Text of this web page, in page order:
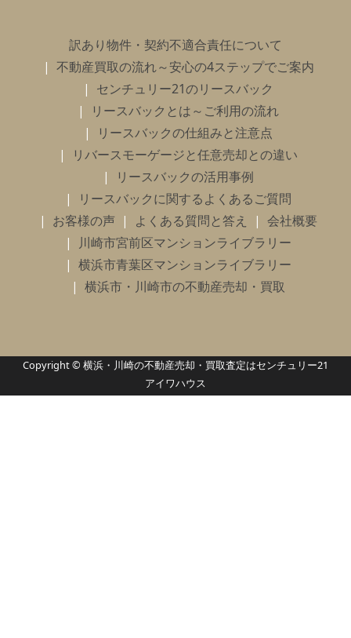
訳あり物件・契約不適合責任について
不動産買取の流れ～安心の4ステップでご案内
センチュリー21のリースバック
リースバックとは～ご利用の流れ
リースバックの仕組みと注意点
リバースモーゲージと任意売却との違い
リースバックの活用事例
リースバックに関するよくあるご質問
お客様の声
よくある質問と答え
会社概要
川崎市宮前区マンションライブラリー
横浜市青葉区マンションライブラリー
横浜市・川崎市の不動産売却・買取
Copyright © 横浜・川崎の不動産売却・買取査定はセンチュリー21
アイワハウス